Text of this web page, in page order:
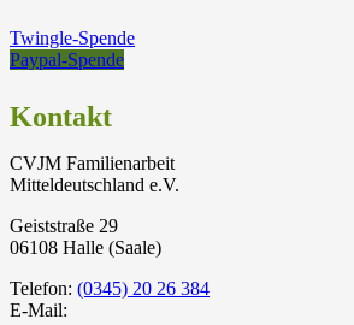
Twingle-Spende
Paypal-Spende
Kontakt
CVJM Familienarbeit
Mitteldeutschland e.V.
Geiststraße 29
06108 Halle (Saale)
Telefon: (0345) 20 26 384
E-Mail: